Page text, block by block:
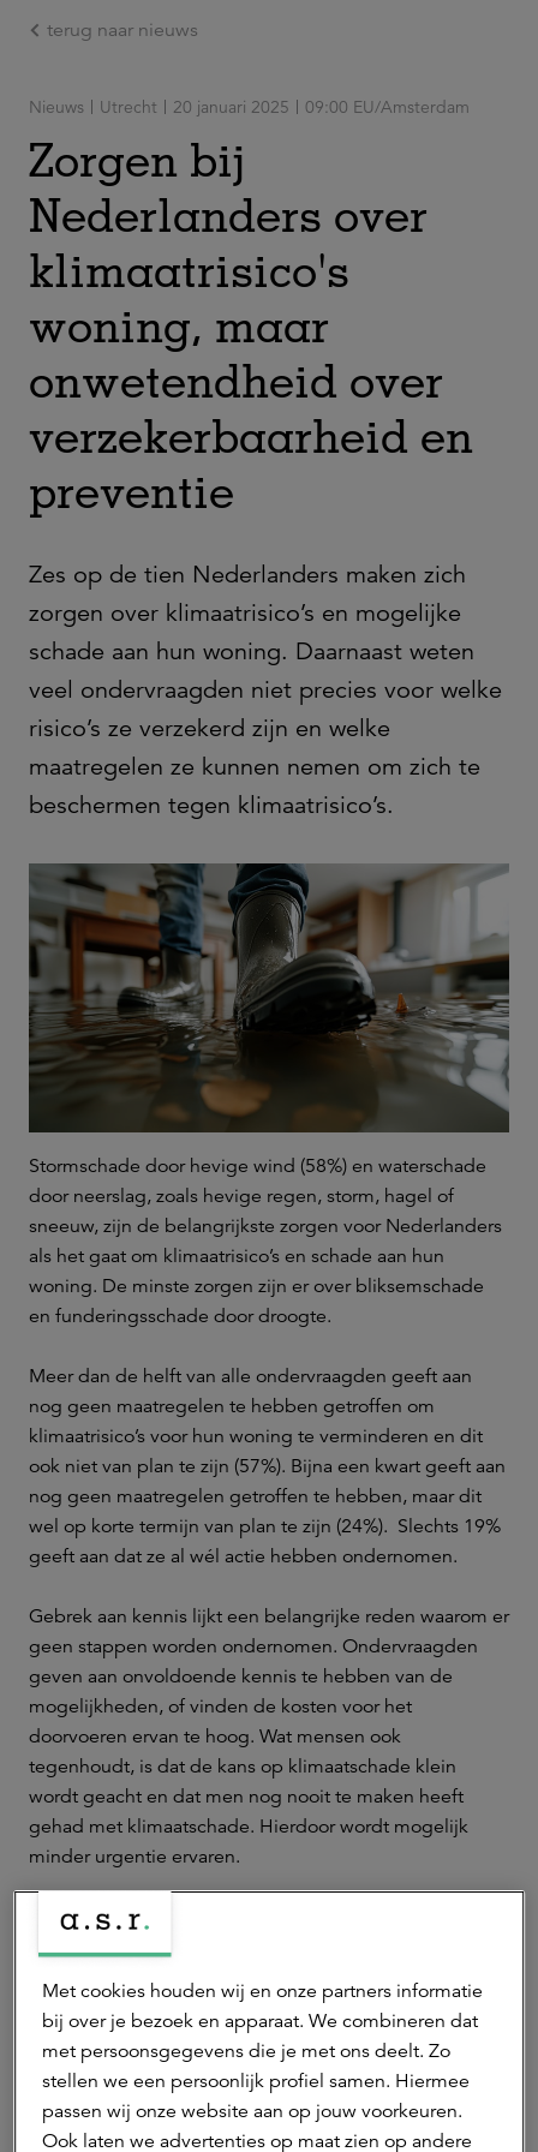
Ga naar de hoofdinhoud
terug naar nieuws
Nieuws Utrecht 20 januari 2025 09:00 EU/Amsterdam
Zorgen bij
Nederlanders over
klimaatrisico's
woning, maar
onwetendheid over
verzekerbaarheid en
preventie
Zes op de tien Nederlanders maken zich
zorgen over klimaatrisico’s en mogelijke
schade aan hun woning. Daarnaast weten
veel ondervraagden niet precies voor welke
risico’s ze verzekerd zijn en welke
maatregelen ze kunnen nemen om zich te
beschermen tegen klimaatrisico’s.
Stormschade door hevige wind (58%) en waterschade
door neerslag, zoals hevige regen, storm, hagel of
sneeuw, zijn de belangrijkste zorgen voor Nederlanders
als het gaat om klimaatrisico’s en schade aan hun
woning. De minste zorgen zijn er over bliksemschade
en funderingsschade door droogte.
Meer dan de helft van alle ondervraagden geeft aan
nog geen maatregelen te hebben getroffen om
klimaatrisico’s voor hun woning te verminderen en dit
ook niet van plan te zijn (57%). Bijna een kwart geeft aan
nog geen maatregelen getroffen te hebben, maar dit
wel op korte termijn van plan te zijn (24%). Slechts 19%
geeft aan dat ze al wél actie hebben ondernomen.
Gebrek aan kennis lijkt een belangrijke reden waarom er
geen stappen worden ondernomen. Ondervraagden
geven aan onvoldoende kennis te hebben van de
mogelijkheden, of vinden de kosten voor het
doorvoeren ervan te hoog. Wat mensen ook
tegenhoudt, is dat de kans op klimaatschade klein
wordt geacht en dat men nog nooit te maken heeft
gehad met klimaatschade. Hierdoor wordt mogelijk
minder urgentie ervaren.
Uit het onderzoek blijkt verder dat veel mensen niet
precies weten wat hun woonhuisverzekering wel of niet
dekt in het geval van schade. Hoewel schade aan
zonnepanelen op het dak van de woning verzekerd is in
de woonhuisverzekering, denkt 41% van de
ondervraagden dat dit niet zo is. Tegelijkertijd gaat de
helft van de Nederlanders er juist ten onrechte vanuit
dat ze via hun woonhuisverzekering verzekerd zijn
Met cookies houden wij en onze partners informatie
bij over je bezoek en apparaat. We combineren dat
met persoonsgegevens die je met ons deelt. Zo
stellen we een persoonlijk profiel samen. Hiermee
passen wij onze website aan op jouw voorkeuren.
Ook laten we advertenties op maat zien op andere